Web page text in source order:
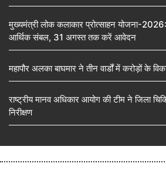
मुख्यमंत्री लोक कलाकार प्रोत्साहन योजना-
आर्थिक संबल, 31 अगस्त तक करें आवेदन
महापौर अलका बाघमार ने तीन वार्डों में करोड़ों के
राष्ट्रीय मानव अधिकार आयोग की टीम ने जिला
निरीक्षण